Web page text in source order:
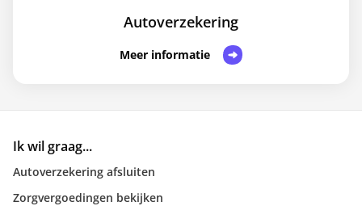
Autoverzekering
Meer informatie
Ik wil graag...
Autoverzekering afsluiten
Zorgvergoedingen bekijken